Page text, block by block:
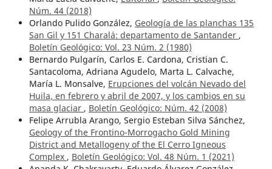
Núm. 44 (2018)
Orlando Pulido González, Geología de las planchas 135
San Gil y 151 Charalá: departamento de Santander ,
Boletín Geológico: Vol. 23 Núm. 2 (1980)
Bernardo Pulgarín, Carlos E. Cardona, Cristian C.
Santacoloma, Adriana Agudelo, Marta L. Calvache,
María L. Monsalve, Erupciones del volcán Nevado del
Huila, en febrero y abril de 2007, y los cambios en su
masa glaciar , Boletín Geológico: Núm. 42 (2008)
Felipe Arrubla Arango, Sergio Esteban Silva Sánchez,
Geology of the Frontino-Morrogacho Gold Mining
District and Metallogeny of the El Cerro Igneous
Complex , Boletín Geológico: Vol. 48 Núm. 1 (2021)